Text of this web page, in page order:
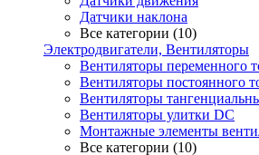
Датчики наклона
Все категории (10)
Электродвигатели, Вентиляторы
Вентиляторы переменного
Вентиляторы постоянного
Вентиляторы
Вентиляторы улитки DC
Монтажные элементы
Все категории (10)